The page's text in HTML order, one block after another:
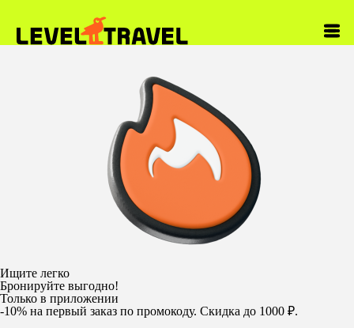
Ищите легко
Бронируйте выгодно!
Только в приложении
-10% на первый заказ по промокоду. Скидка до 1000 ₽.